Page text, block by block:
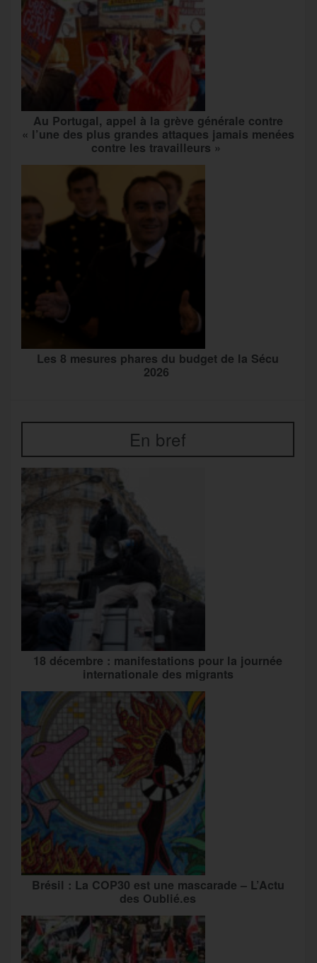
Au Portugal, appel à la grève générale contre
« l’une des plus grandes attaques jamais menées
contre les travailleurs »
Les 8 mesures phares du budget de la Sécu
2026
En bref
18 décembre : manifestations pour la journée
internationale des migrants
Brésil : La COP30 est une mascarade – L’Actu
des Oublié.es